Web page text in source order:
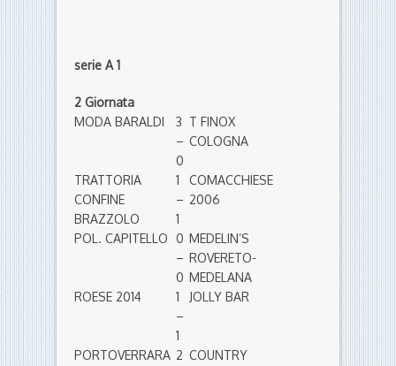
serie A 1
2 Giornata
MODA BARALDI
3
–
0
T FINOX
COLOGNA
TRATTORIA
CONFINE
BRAZZOLO
1
–
1
COMACCHIESE
2006
POL. CAPITELLO 0
–
0
MEDELIN’S
ROVERETO-
MEDELANA
ROESE 2014
1
–
1
JOLLY BAR
PORTOVERRARA 2 COUNTRY